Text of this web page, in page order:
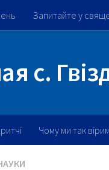
Запитайте у
с.
Чому ми так